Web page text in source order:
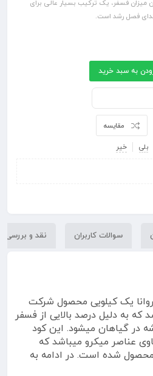
میزان فسفر، یک ترکیب بسیار عالی برای
فصل رشد است.
به سبد خرید
مقایسه
بلی خیر
سوالات کاربران نقد و بررسی
بالا 5-55-10 هاروانا یک کیلویی محصول شرکت
که به دلیل درصد بالایی از فسفر
در گیاهان میشود. این کود
عناصر میکرو میباشد که
شده است. در ادامه به